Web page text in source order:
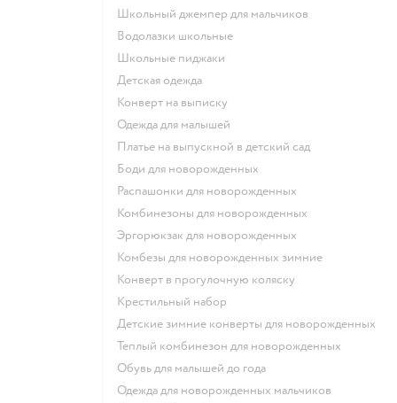
Школьный джемпер для мальчиков
Водолазки школьные
Школьные пиджаки
Детская одежда
Конверт на выписку
Одежда для малышей
Платье на выпускной в детский сад
Боди для новорожденных
Распашонки для новорожденных
Комбинезоны для новорожденных
Эргорюкзак для новорожденных
Комбезы для новорожденных зимние
Конверт в прогулочную коляску
Крестильный набор
Детские зимние конверты для новорожденных
Теплый комбинезон для новорожденных
Обувь для малышей до года
Одежда для новорожденных мальчиков